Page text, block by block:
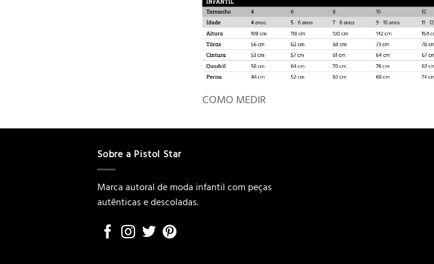
COMO MEDIR
Sobre a Pistol Star
Marca autoral de moda infantil com peças
autênticas e descoladas.